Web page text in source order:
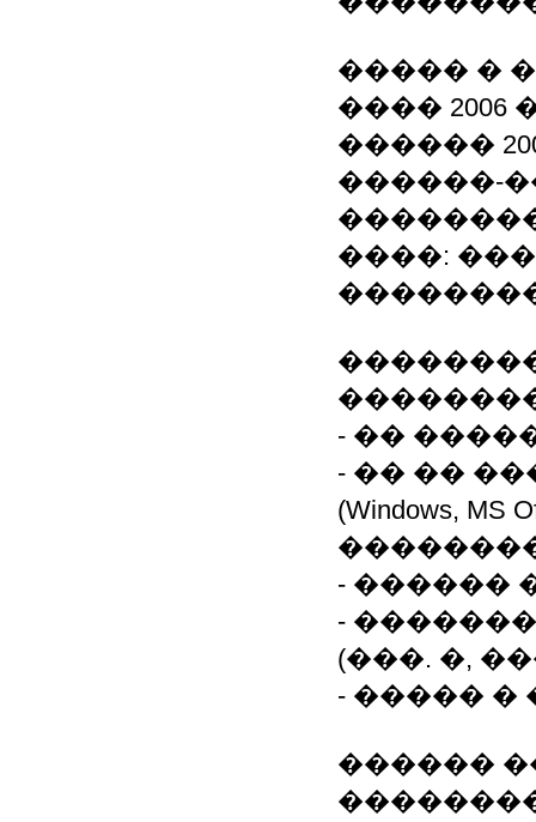
����� �
���� 2006
������
������-
����:
- ��
- �� ��
(Windows,
- ������
-
(���. �,
- �����
������